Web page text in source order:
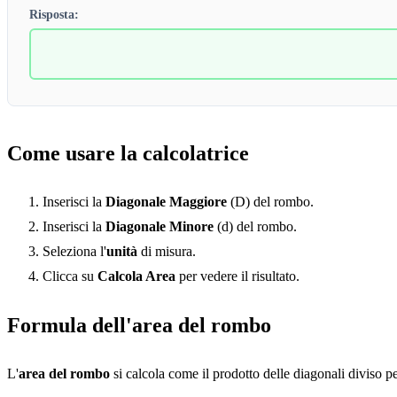
Risposta:
Come usare la calcolatrice
Inserisci la Diagonale Maggiore (D) del rombo.
Inserisci la Diagonale Minore (d) del rombo.
Seleziona l'unità di misura.
Clicca su Calcola Area per vedere il risultato.
Formula dell'area del rombo
L'area del rombo si calcola come il prodotto delle diagonali diviso